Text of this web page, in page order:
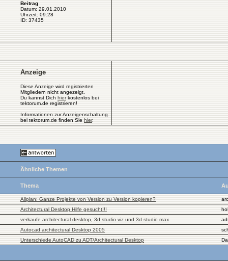
Beitrag
Datum: 29.01.2010
Uhrzeit: 09:28
ID: 37435
Anzeige
Diese Anzeige wird registrierten
Mitgliedern nicht angezeigt.
Du kannst Dich hierkostenlos bei
tektorum.de registrieren!
Informationen zur Anzeigenschaltung
bei tektorum.de finden Sie hier.
Ähnliche Themen
Thema
Allplan: Ganze Projekte von Version zu Version kopieren?
Architectural Desktop Hilfe gesucht!!!
verkaufe architectural desktop, 3d studio viz und 3d studio max
Autocad architectural Desktop 2005
Unterschiede AutoCAD zu ADT/Architectural Desktop